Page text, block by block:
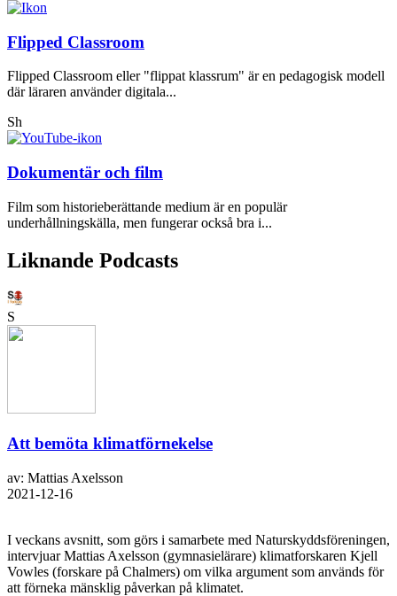
Flipped Classroom
Flipped Classroom eller "flippat klassrum" är en pedagogisk modell
där läraren använder digitala...
Sh
Dokumentär och film
Film som historieberättande medium är en populär
underhållningskälla, men fungerar också bra i...
Liknande Podcasts
S
Att bemöta klimatförnekelse
av: Mattias Axelsson
2021-12-16
I veckans avsnitt, som görs i samarbete med Naturskyddsföreningen,
intervjuar Mattias Axelsson (gymnasielärare) klimatforskaren Kjell
Vowles (forskare på Chalmers) om vilka argument som används för
att förneka mänsklig påverkan på klimatet.